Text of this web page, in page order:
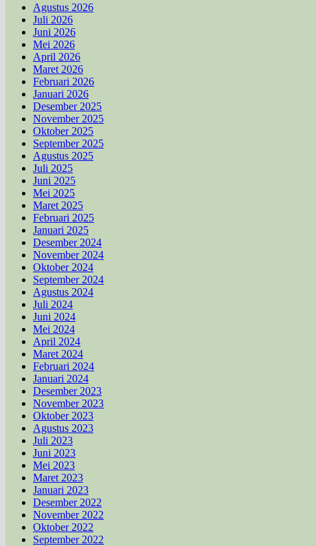
Agustus 2026
Juli 2026
Juni 2026
Mei 2026
April 2026
Maret 2026
Februari 2026
Januari 2026
Desember 2025
November 2025
Oktober 2025
September 2025
Agustus 2025
Juli 2025
Juni 2025
Mei 2025
Maret 2025
Februari 2025
Januari 2025
Desember 2024
November 2024
Oktober 2024
September 2024
Agustus 2024
Juli 2024
Juni 2024
Mei 2024
April 2024
Maret 2024
Februari 2024
Januari 2024
Desember 2023
November 2023
Oktober 2023
Agustus 2023
Juli 2023
Juni 2023
Mei 2023
Maret 2023
Januari 2023
Desember 2022
November 2022
Oktober 2022
September 2022